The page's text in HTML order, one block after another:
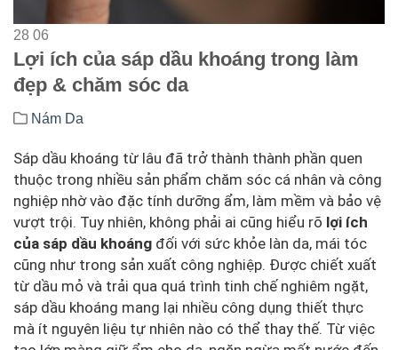
28 06
Lợi ích của sáp dầu khoáng trong làm
đẹp & chăm sóc da
Nám Da
Sáp dầu khoáng từ lâu đã trở thành thành phần quen
thuộc trong nhiều sản phẩm chăm sóc cá nhân và công
nghiệp nhờ vào đặc tính dưỡng ẩm, làm mềm và bảo vệ
vượt trội. Tuy nhiên, không phải ai cũng hiểu rõ lợi ích
của sáp dầu khoáng đối với sức khỏe làn da, mái tóc
cũng như trong sản xuất công nghiệp. Được chiết xuất
từ dầu mỏ và trải qua quá trình tinh chế nghiêm ngặt,
sáp dầu khoáng mang lại nhiều công dụng thiết thực
mà ít nguyên liệu tự nhiên nào có thể thay thế. Từ việc